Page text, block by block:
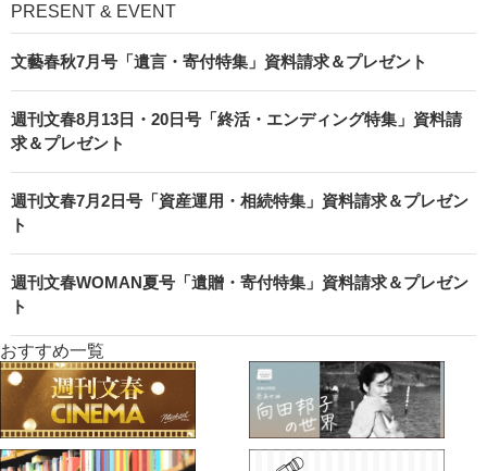
PRESENT & EVENT
文藝春秋7月号「遺言・寄付特集」資料請求＆プレゼント
週刊文春8月13日・20日号「終活・エンディング特集」資料請
求＆プレゼント
週刊文春7月2日号「資産運用・相続特集」資料請求＆プレゼン
ト
週刊文春WOMAN夏号「遺贈・寄付特集」資料請求＆プレゼン
ト
おすすめ一覧